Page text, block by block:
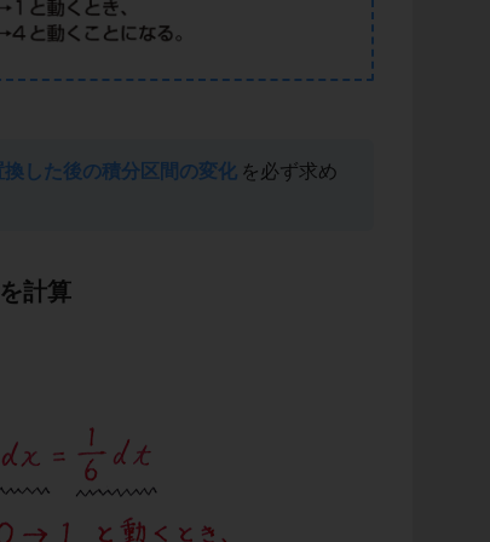
換した後の積分区間の変化 を必ず求め
計算